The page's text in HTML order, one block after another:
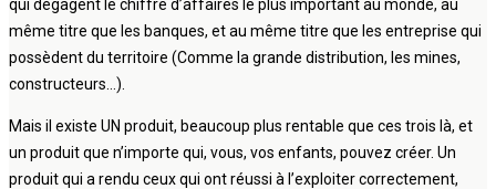
qui dégagent le chiffre d’affaires le plus important au monde, au
même titre que les banques, et au même titre que les entreprise qui
possèdent du territoire (Comme la grande distribution, les mines,
constructeurs…).
Mais il existe UN produit, beaucoup plus rentable que ces trois là, et
un produit que n’importe qui, vous, vos enfants, pouvez créer. Un
produit qui a rendu ceux qui ont réussi à l’exploiter correctement,